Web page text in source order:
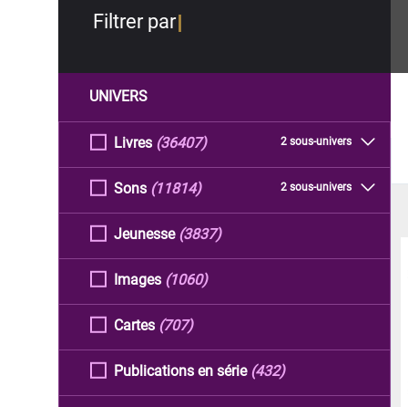
Filtrer par
UNIVERS
Livres 2 sous-univers
(36407)
Sons 2 sous-univers
(11814)
Jeunesse (3837)
Images (1060)
Cartes (707)
Publications en série (432)